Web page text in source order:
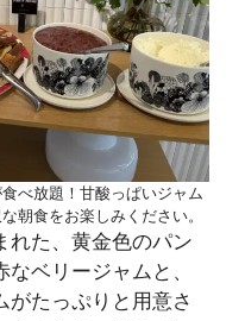
べ放題！甘酸っぱいジャム
朝食をお楽しみください。
れた、黄金色のパン
ベリージャムと、
がたっぷりと用意さ